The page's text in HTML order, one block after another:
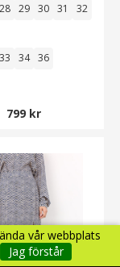
vår webbplats
Jag förstår
28 29 30 31 32
33 34 36
799 kr